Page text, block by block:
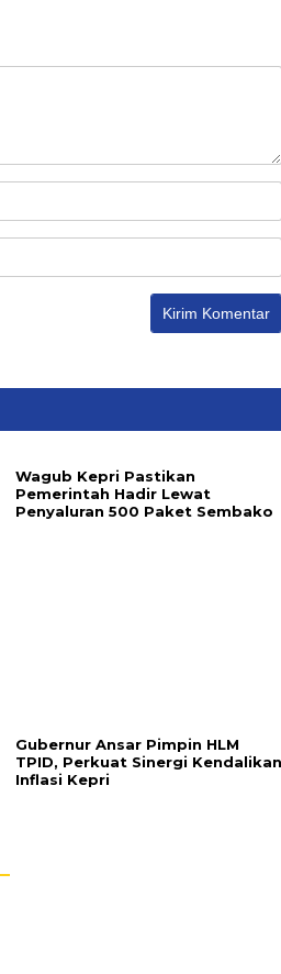
Wagub Kepri Pastikan
Pemerintah Hadir Lewat
Penyaluran 500 Paket Sembako
Gubernur Ansar Pimpin HLM
TPID, Perkuat Sinergi Kendalikan
Inflasi Kepri